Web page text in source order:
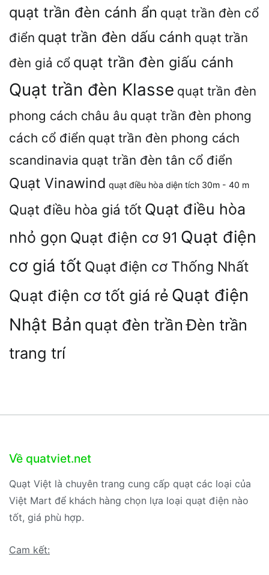
quạt trần đèn cánh ẩn quạt trần đèn cổ
điển quạt trần đèn dấu cánh quạt trần
đèn giả cổ quạt trần đèn giấu cánh
Quạt trần đèn Klasse quạt trần đèn
phong cách châu âu quạt trần đèn phong
cách cổ điển quạt trần đèn phong cách
scandinavia quạt trần đèn tân cổ điển
Quạt Vinawind quạt điều hòa diện tích 30m - 40 m
Quạt điều hòa giá tốt Quạt điều hòa
nhỏ gọn Quạt điện cơ 91 Quạt điện
cơ giá tốt Quạt điện cơ Thống Nhất
Quạt điện cơ tốt giá rẻ Quạt điện
Nhật Bản quạt đèn trần Đèn trần
trang trí
Về quatviet.net
Quạt Việt là chuyên trang cung cấp quạt các loại của
Việt Mart để khách hàng chọn lựa loại quạt điện nào
tốt, giá phù hợp.
Cam kết: